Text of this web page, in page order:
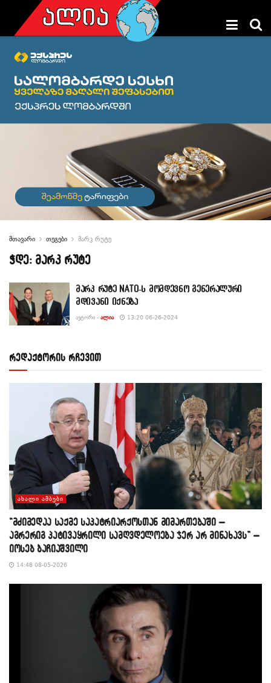
მთავარი თეგები მარკ რუტე
ჭდე: მარკ რუტე
მარკ რუტე NATO-ს მომდევნო გენერალური
მდივანი იქნება
ᲐᲕᲢᲝᲠᲘ - ᲐᲚᲘᲐ 13:20 06-26-2024
რედაქტორის რჩევით
ᲐᲮᲐᲚᲘ ᲐᲛᲑᲔᲑᲘ
“მძიმედაა საქმე საპატრიარქოსთან მიმართებაში –
აგრერიგ პატივაყრილი სამღვდელოება ჯერ არ მინახავს” –
იოსებ ბაჩიაშვილი
14:48 08-05-2026